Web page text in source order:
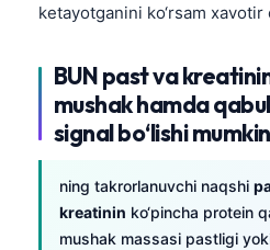
ketayotganini ko‘rsam xavotir
BUN past va
mushak hamda
signal bo‘lishi mumkin
ning takrorlanuvchi naqshi
kreatinin ko‘pincha protein
mushak massasi pastligi
తెలుగు
தமிழ்
ಕನ್ನಡ
മലയാളം
Tiếng Việt